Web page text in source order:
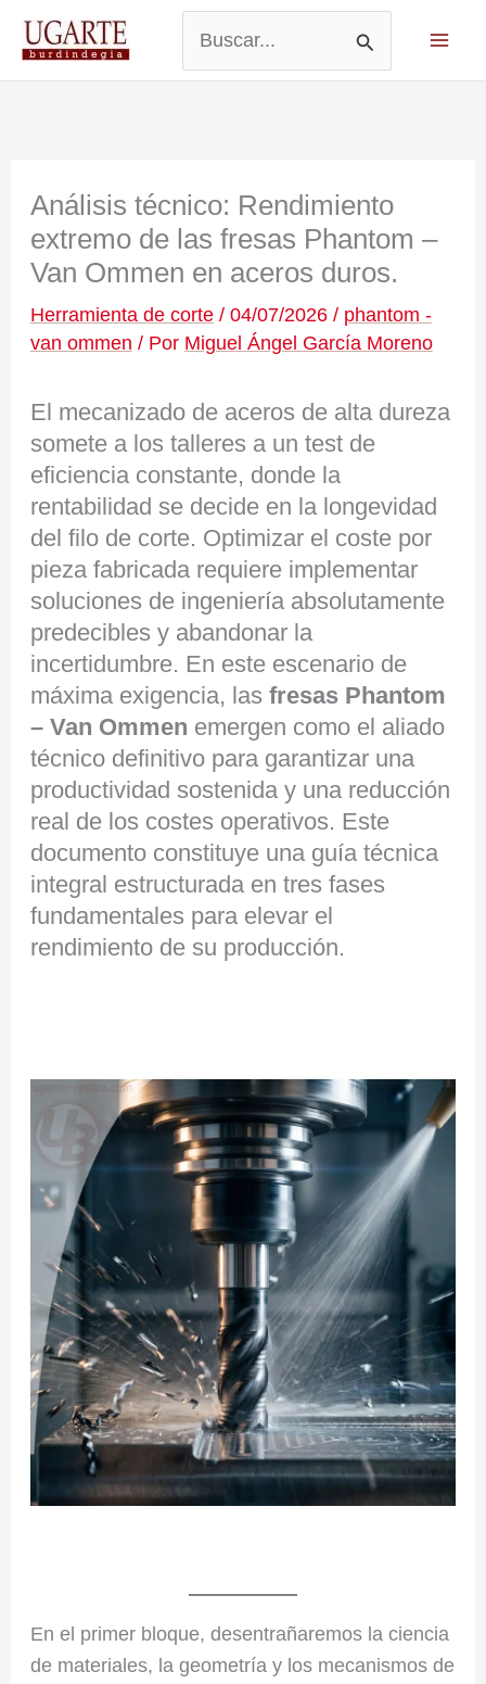
contenido
Análisis técnico: Rendimiento
extremo de las fresas Phantom –
Van Ommen en aceros duros.
Herramienta de corte/ 04/07/2026 / phantom -
van ommen / Por Miguel Ángel García Moreno
El mecanizado de aceros de alta dureza
somete a los talleres a un test de
eficiencia constante, donde la
rentabilidad se decide en la longevidad
del filo de corte. Optimizar el coste por
pieza fabricada requiere implementar
soluciones de ingeniería absolutamente
predecibles y abandonar la
incertidumbre. En este escenario de
máxima exigencia, las fresas Phantom
– Van Ommen emergen como el aliado
técnico definitivo para garantizar una
productividad sostenida y una reducción
real de los costes operativos. Este
documento constituye una guía técnica
integral estructurada en tres fases
fundamentales para elevar el
rendimiento de su producción.
En el primer bloque, desentrañaremos la ciencia
de materiales, la geometría y los mecanismos de